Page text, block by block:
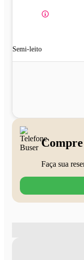
Semi-leito
Faça sua